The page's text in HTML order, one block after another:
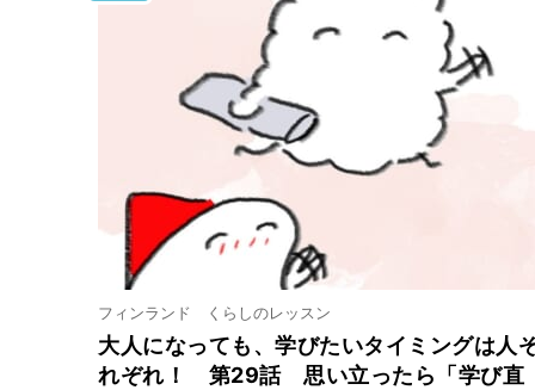
フィンランド くらしのレッスン
大人になっても、学びたいタイミングは人
れぞれ！ 第29話 思い立ったら「学び直